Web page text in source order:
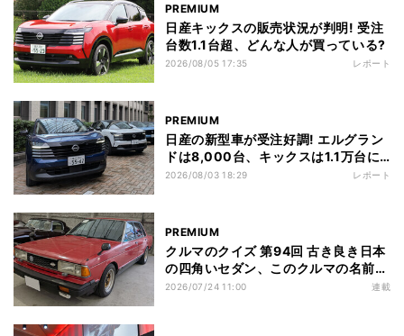
PREMIUM
日産キックスの販売状況が判明! 受注
台数1.1台超、どんな人が買っている?
2026/08/05 17:35 レポート
PREMIUM
日産の新型車が受注好調! エルグラン
ドは8,000台、キックスは1.1万台に
到達
2026/08/03 18:29 レポート
PREMIUM
クルマのクイズ 第94回 古き良き日本
の四角いセダン、このクルマの名前
は?
2026/07/24 11:00 連載